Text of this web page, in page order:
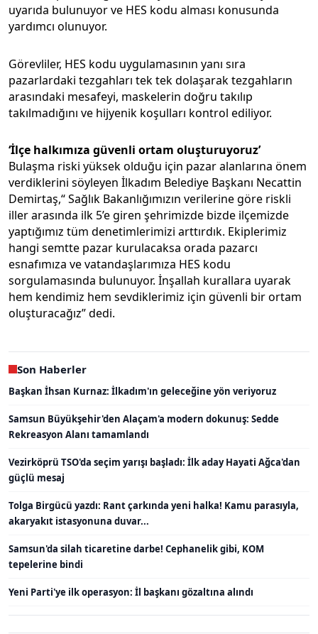
uyarıda bulunuyor ve HES kodu alması konusunda
yardımcı olunuyor.
Görevliler, HES kodu uygulamasının yanı sıra
pazarlardaki tezgahları tek tek dolaşarak tezgahların
arasındaki mesafeyi, maskelerin doğru takılıp
takılmadığını ve hijyenik koşulları kontrol ediliyor.
‘İlçe halkımıza güvenli ortam oluşturuyoruz’
Bulaşma riski yüksek olduğu için pazar alanlarına önem
verdiklerini söyleyen İlkadım Belediye Başkanı Necattin
Demirtaş,“ Sağlık Bakanlığımızın verilerine göre riskli
iller arasında ilk 5’e giren şehrimizde bizde ilçemizde
yaptığımız tüm denetimlerimizi arttırdık. Ekiplerimiz
hangi semtte pazar kurulacaksa orada pazarcı
esnafımıza ve vatandaşlarımıza HES kodu
sorgulamasında bulunuyor. İnşallah kurallara uyarak
hem kendimiz hem sevdiklerimiz için güvenli bir ortam
oluşturacağız” dedi.
Son Haberler
Başkan İhsan Kurnaz: İlkadım'ın geleceğine yön veriyoruz
Samsun Büyükşehir'den Alaçam'a modern dokunuş: Sedde
Rekreasyon Alanı tamamlandı
Vezirköprü TSO'da seçim yarışı başladı: İlk aday Hayati Ağca'dan
güçlü mesaj
Tolga Birgücü yazdı: Rant çarkında yeni halka! Kamu parasıyla,
akaryakıt istasyonuna duvar...
Samsun'da silah ticaretine darbe! Cephanelik gibi, KOM
tepelerine bindi
Yeni Parti'ye ilk operasyon: İl başkanı gözaltına alındı